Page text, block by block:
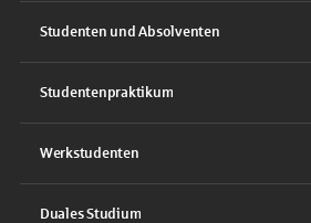
Studenten und Absolventen
Studentenpraktikum
Werkstudenten
Duales Studium